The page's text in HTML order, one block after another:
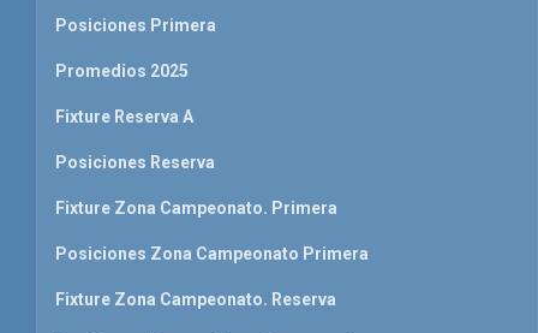
Posiciones Primera
Promedios 2025
Fixture Reserva A
Posiciones Reserva
Fixture Zona Campeonato. Primera
Posiciones Zona Campeonato Primera
Fixture Zona Campeonato. Reserva